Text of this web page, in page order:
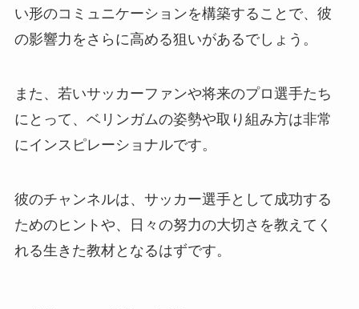
い形のコミュニケーションを構築することで、彼
の影響力をさらに高める狙いがあるでしょう。
また、若いサッカーファンや将来のプロ選手たち
にとって、ベリンガムの姿勢や取り組み方は非常
にインスピレーショナルです。
彼のチャンネルは、サッカー選手として成功する
ためのヒントや、日々の努力の大切さを教えてく
れる生きた教材となるはずです。